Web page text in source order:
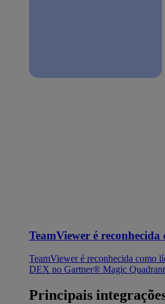
TeamViewer é
TeamViewer é reconhecida como
DEX no Gartner® Magic
Principais